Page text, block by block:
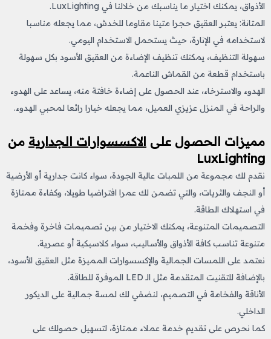
الأذواق، يمكنك اختيار ما يناسبك من خلالنا في LuxLighting.
المتانة: يعتبر العقيق حجرا متينا مقاوما للخدش، مما يجعله مناسبا
لاستخدامه في الإنارة، حيث يستحمل الاستخدام اليومي.
سهولة التنظيف، يمكنك تنظيف الإضاءة من العقيق الأسود بكل سهولة
باستخدام قطعة من القماش الناعمة.
الهدوء والاسترخاء، عند الحصول على إضاءة خافتة منه، يساعد على الهدوء
والراحة في المنزل عزيزي العميل، مما يجعله خيارا رائعا لمحبي الهدوء.
مميزات الحصول على الاكسسوارات الجدارية من
LuxLighting
نقدم لك مجموعة من اللمبات عالية الجودة، سواء كانت جدارية أو الأرضية
أو النجف والثريات، والتي تضمن لك عمرا افتراضيا طويلا، وكفاءة ممتازة
في استهلاك الطاقة.
التصميمات المتنوعة، يمكنك الاختيار من بين تصميمات فاخرة وفخمة
متنوعة تناسب كافة الأذواق والأساليب، سواء كلاسيكية أو عصرية.
نعتمد على اللمسات الجمالية والإكسسوارات المميزة مثل العقيق الأسود،
بالإضافة للتقنيت المتقدمة مثل الـ LED الموفرة للطاقة.
الأناقة والفخامة في التصميم، لنضفي لك لمسة جمالية على الديكور
الداخلي.
كما نحرص على تقديم خدمة عملاء ممتازة، لتسهيل حصولك على